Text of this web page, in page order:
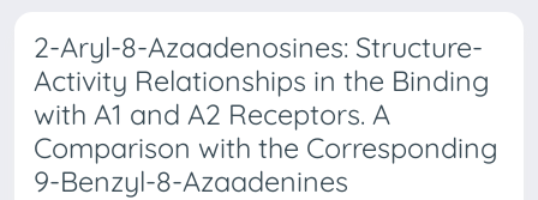
2-Aryl-8-Azaadenosines: Structure-
Activity Relationships in the Binding
with A1 and A2 Receptors. A
Comparison with the Corresponding
9-Benzyl-8-Azaadenines